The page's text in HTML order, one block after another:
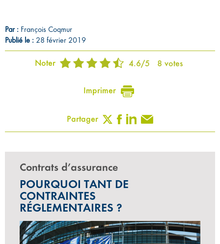
Par : François Coqmur
Publié le : 28 février 2019
Noter 4.6/5 8 votes
Imprimer
Partager
Contrats d’assurance
POURQUOI TANT DE
CONTRAINTES
RÉGLEMENTAIRES ?